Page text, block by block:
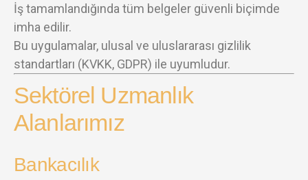
İş tamamlandığında tüm belgeler güvenli biçimde
imha edilir.
Bu uygulamalar, ulusal ve uluslararası gizlilik
standartları (KVKK, GDPR) ile uyumludur.
Sektörel Uzmanlık
Alanlarımız
Bankacılık